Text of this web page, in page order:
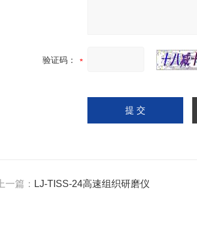
验证码：
上一篇： LJ-TISS-24高速组织研磨仪